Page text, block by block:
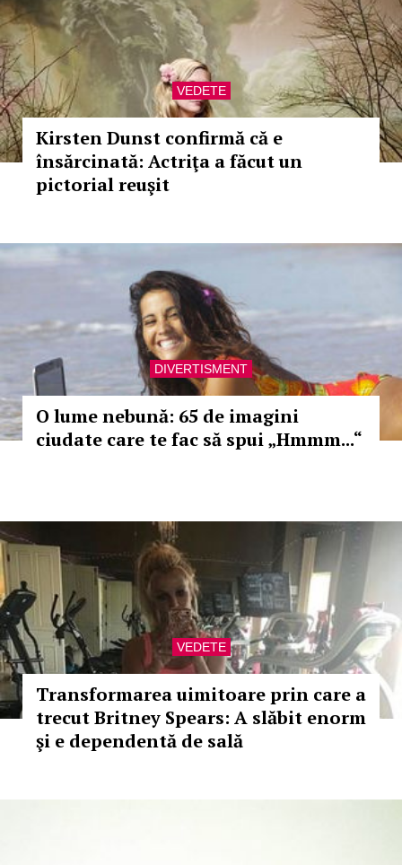
VEDETE
Kirsten Dunst confirmă că e
însărcinată: Actriţa a făcut un
pictorial reuşit
DIVERTISMENT
O lume nebună: 65 de imagini
ciudate care te fac să spui „Hmmm...“
VEDETE
Transformarea uimitoare prin care a
trecut Britney Spears: A slăbit enorm
şi e dependentă de sală